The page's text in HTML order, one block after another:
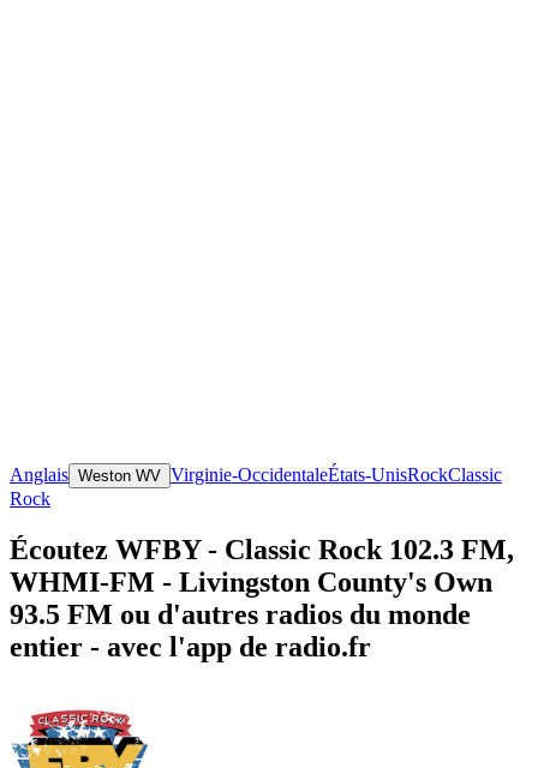
Anglais Weston WV Virginie-OccidentaleÉtats-UnisRockClassic
Rock
Écoutez WFBY - Classic Rock 102.3 FM,
WHMI-FM - Livingston County's Own
93.5 FM ou d'autres radios du monde
entier - avec l'app de radio.fr